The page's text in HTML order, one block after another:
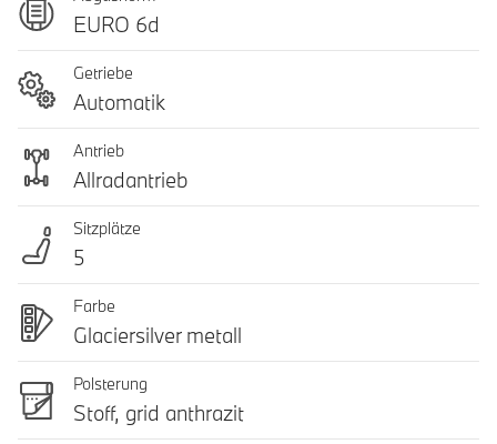
EURO 6d
Getriebe
Automatik
Antrieb
Allradantrieb
Sitzplätze
5
Farbe
Glaciersilver metall
Polsterung
Stoff, grid anthrazit